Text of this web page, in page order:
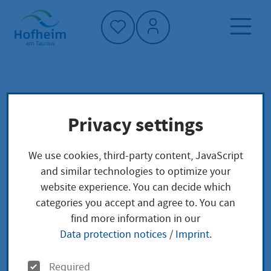
Home"
Unterhaltsansprüche gegenüber im Ausland
lebenden Personen Weiterleitung
Unterhaltsansprüche
gegenüber im Ausland
lebenden Personen
Privacy settings
We use cookies, third-party content, JavaScript
and similar technologies to optimize your
website experience. You can decide which
categories you accept and agree to. You can
find more information in our
Data protection notices / Imprint.
O
Required